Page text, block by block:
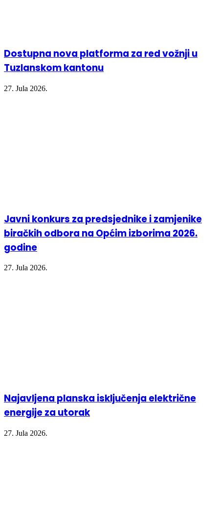
Dostupna nova platforma za red vožnji u
Tuzlanskom kantonu
27. Jula 2026.
Javni konkurs za predsjednike i zamjenike
biračkih odbora na Općim izborima 2026.
godine
27. Jula 2026.
Najavljena planska isključenja električne
energije za utorak
27. Jula 2026.